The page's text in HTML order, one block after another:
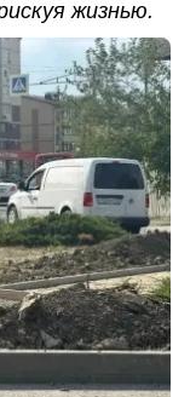
жизнью.